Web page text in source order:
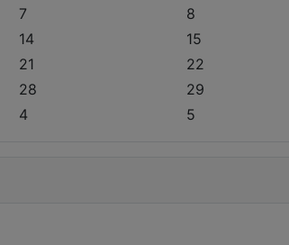
7 8
14 15
21 22
28 29
4 5